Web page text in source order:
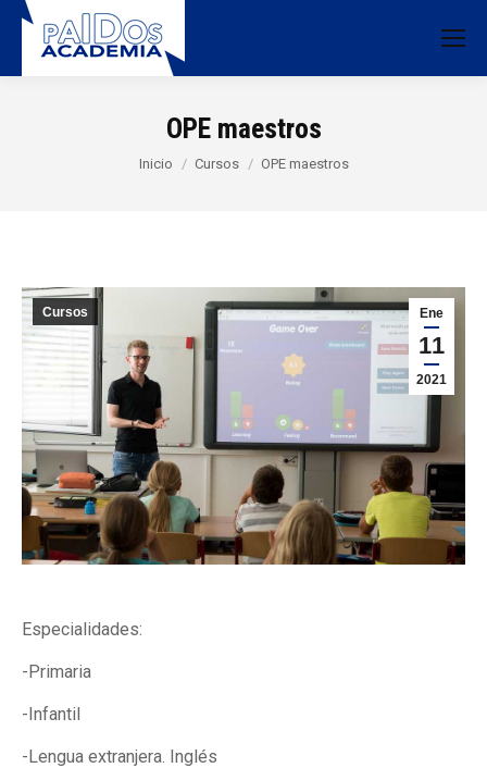
OPE maestros
Estás aquí:
Inicio Cursos OPE maestros
Ene
11
2021
Cursos
Especialidades:
-Primaria
-Infantil
-Lengua extranjera. Inglés